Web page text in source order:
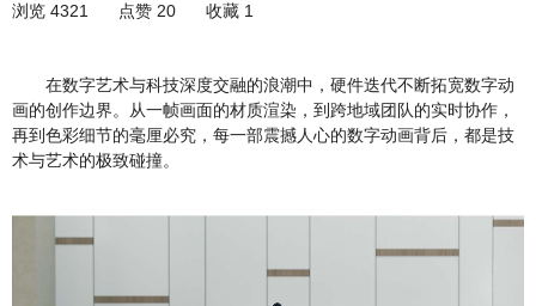
浏览 4321
点赞 20 收藏 1
在数字艺术与科技深度交融的浪潮中，硬件迭代不断拓宽数字动
画的创作边界。从一帧画面的材质渲染，到跨地域团队的实时协作，
再到色彩细节的毫厘必究，每一部震撼人心的数字动画背后，都是技
术与艺术的极致碰撞。